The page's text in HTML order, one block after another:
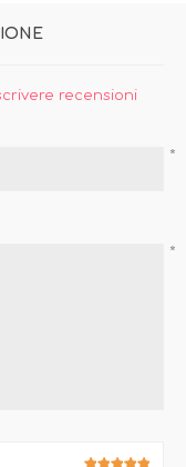
recensioni
*
*